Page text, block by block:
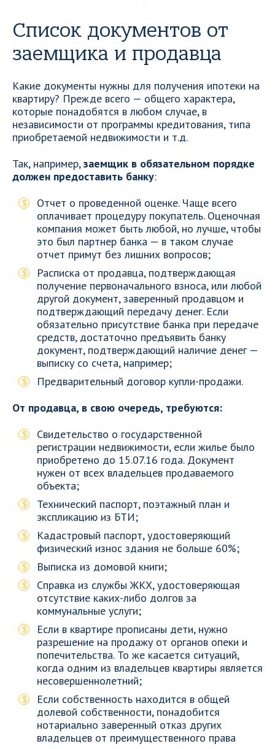
Список документов от
заемщика и продавца
Какие документы нужны для получения ипотеки на
квартиру? Прежде всего — общего характера,
которые понадобятся в любом случае, в
независимости от программы кредитования, типа
приобретаемой недвижимости и т.д.
Так, например,заемщик в обязательном порядке
должен предоставить банку:
Отчет о проведенной оценке. Чаще всего
оплачивает процедуру покупатель. Оценочная
компания может быть любой, но лучше, чтобы
это был партнер банка — в таком случае
отчет примут без лишних вопросов;
Расписка от продавца, подтверждающая
получение первоначального взноса, или любой
другой документ, заверенный продавцом и
подтверждающий передачу денег. Если
обязательно присутствие банка при передаче
средств, достаточно предъявить банку
документ, подтверждающий наличие денег —
выписку со счета, например;
Предварительный договор купли-продажи.
От продавца, в свою очередь, требуются:
Свидетельство о государственной
регистрации недвижимости, если жилье было
приобретено до 15.07.16 года. Документ
нужен от всех владельцев продаваемого
объекта;
Технический паспорт, поэтажный план и
экспликацию из БТИ;
Кадастровый паспорт, удостоверяющий
физический износ здания не больше 60%;
Выписка из домовой книги;
Справка из службы ЖКХ, удостоверяющая
отсутствие каких-либо долгов за
коммунальные услуги;
Если в квартире прописаны дети, нужно
разрешение на продажу от органов опеки и
попечительства. То же касается ситуаций,
когда одним из владельцев квартиры является
несовершеннолетний;
Если собственность находится в общей
долевой собственности, понадобится
нотариально заверенный отказ других
владельцев от преимущественного права